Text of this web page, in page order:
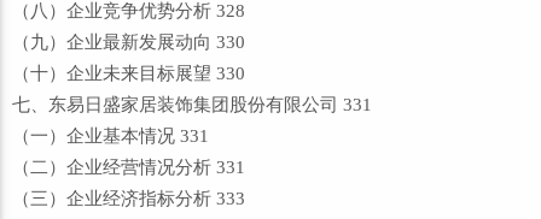
（八）企业竞争优势分析 328
（九）企业最新发展动向 330
（十）企业未来目标展望 330
七、东易日盛家居装饰集团股份有限公司 331
（一）企业基本情况 331
（二）企业经营情况分析 331
（三）企业经济指标分析 333